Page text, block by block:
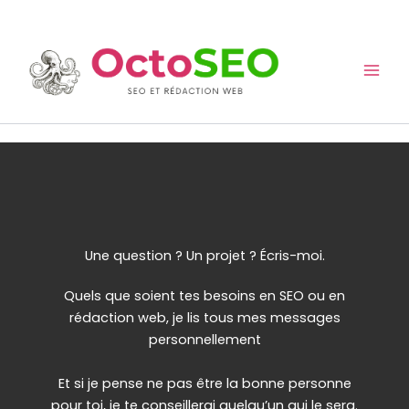
contenu
Une question ? Un projet ? Écris-moi.
Quels que soient tes besoins en SEO ou en
rédaction web, je lis tous mes messages
personnellement
Et si je pense ne pas être la bonne personne
pour toi, je te conseillerai quelqu’un qui le sera.